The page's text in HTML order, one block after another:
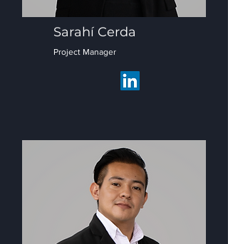
Sarahí Cerda
Project Manager